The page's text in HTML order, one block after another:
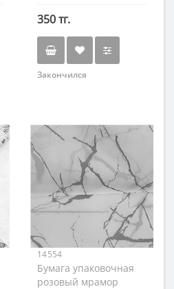
350 тг.
Закончился
14554
Бумага упаковочная
розовый мрамор